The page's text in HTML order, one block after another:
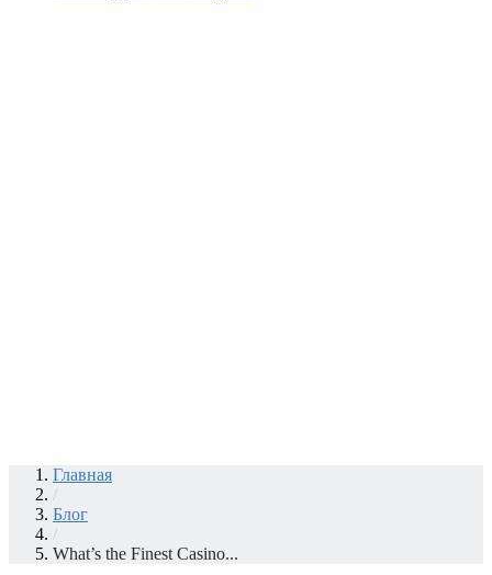
Главная
/
Блог
/
What’s the Finest Casino...